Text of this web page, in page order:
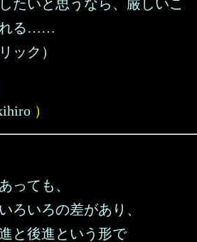
たいと思うなら、厳しいこ
れる……
ック）
）
っても、
ろいろの差があり、
と後進という形で